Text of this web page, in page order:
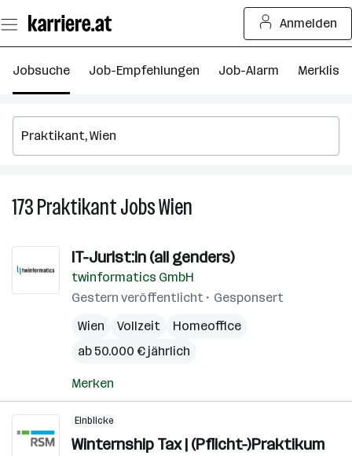
Seiteninhalt
springen
Anmelden
Jobsuche Job-Empfehlungen Job-Alarm Merkliste
173PraktikantJobsWien
in
Wien
IT-Jurist:in (all genders)
twinformatics GmbH
Gestern veröffentlicht
Gesponsert
Wien
Vollzeit
Homeoffice
ab 50.000 € jährlich
Merken
Einblicke
Winternship Tax | (Pflicht-)Praktikum